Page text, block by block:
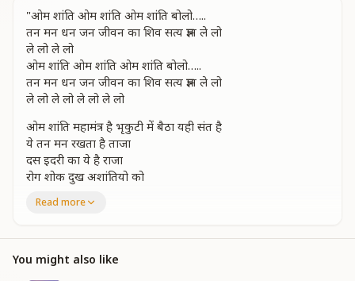
"ओम शांति ओम शांति ओम शांति बोलो…..
तन मन धन जन जीवन का शिव सत्य ज्ञान ले लो
ले लो ले लो
ओम शांति ओम शांति ओम शांति बोलो…..
तन मन धन जन जीवन का शिव सत्य ज्ञान ले लो
ले लो ले लो ले लो ले लो
ओम शांति महामंत्र है भृकुटी में बैठा यही संत है
ये तन मन रखता है ताजा
दस इदरी का ये है राजा
रोग शोक दुख अशांतियो को
घोलो घोलों घोलो घोलों
सत्य शिवन सुंदर और माया
ओममय संसार बनाया
Read more
You might also like